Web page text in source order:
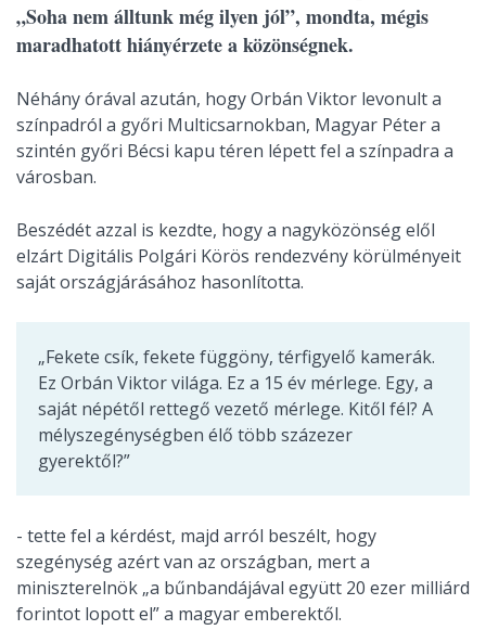
„Soha nem álltunk még ilyen jól”, mondta, mégis
maradhatott hiányérzete a közönségnek.
Néhány órával azután, hogy Orbán Viktor levonult a
színpadról a győri Multicsarnokban, Magyar Péter a
szintén győri Bécsi kapu téren lépett fel a színpadra a
városban.
Beszédét azzal is kezdte, hogy a nagyközönség elől
elzárt Digitális Polgári Körös rendezvény körülményeit
saját országjárásához hasonlította.
„Fekete csík, fekete függöny, térfigyelő kamerák.
Ez Orbán Viktor világa. Ez a 15 év mérlege. Egy, a
saját népétől rettegő vezető mérlege. Kitől fél? A
mélyszegénységben élő több százezer
gyerektől?”
- tette fel a kérdést, majd arról beszélt, hogy
szegénység azért van az országban, mert a
miniszterelnök „a bűnbandájával együtt 20 ezer milliárd
forintot lopott el” a magyar emberektől.